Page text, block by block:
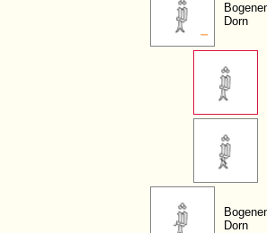
Dorn
Dorn